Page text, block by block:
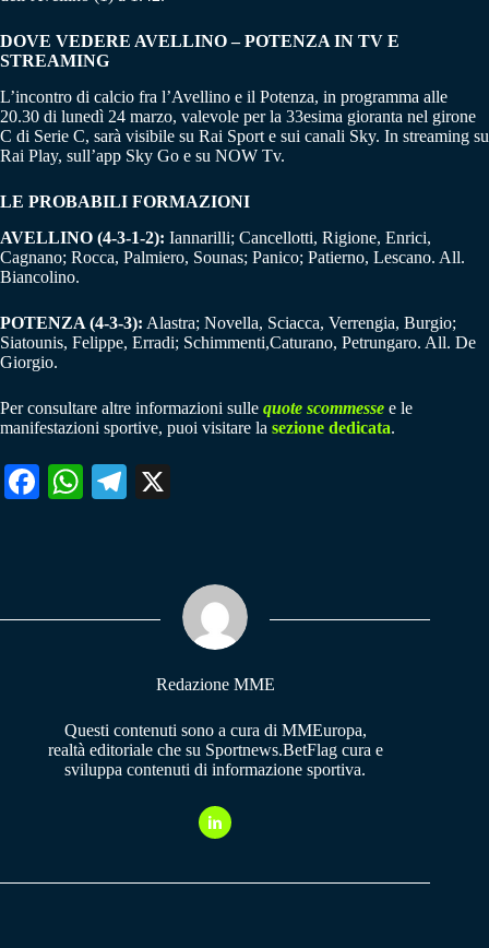
DOVE VEDERE AVELLINO – POTENZA IN TV E
STREAMING
L’incontro di calcio fra l’Avellino e il Potenza, in programma alle
20.30 di lunedì 24 marzo, valevole per la 33esima gioranta nel girone
C di Serie C, sarà visibile su Rai Sport e sui canali Sky. In streaming su
Rai Play, sull’app Sky Go e su NOW Tv.
LE PROBABILI FORMAZIONI
AVELLINO (4-3-1-2): Iannarilli; Cancellotti, Rigione, Enrici,
Cagnano; Rocca, Palmiero, Sounas; Panico; Patierno, Lescano. All.
Biancolino.
POTENZA (4-3-3): Alastra; Novella, Sciacca, Verrengia, Burgio;
Siatounis, Felippe, Erradi; Schimmenti,Caturano, Petrungaro. All. De
Giorgio.
Per consultare altre informazioni sulle quote scommesse e le
manifestazioni sportive, puoi visitare la sezione dedicata.
Fa W
pp
Te
m
Redazione MME
Questi contenuti sono a cura di MMEuropa,
realtà editoriale che su Sportnews.BetFlag cura e
sviluppa contenuti di informazione sportiva.